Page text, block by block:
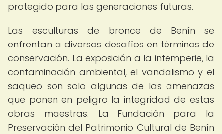
protegido para las generaciones futuras.
Las esculturas de bronce de Benín se
enfrentan a diversos desafíos en términos de
conservación. La exposición a la intemperie, la
contaminación ambiental, el vandalismo y el
saqueo son solo algunas de las amenazas
que ponen en peligro la integridad de estas
obras maestras. La Fundación para la
Preservación del Patrimonio Cultural de Benín